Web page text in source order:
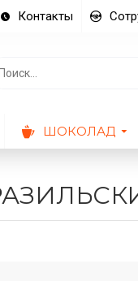
Контакты
ШОКОЛАД